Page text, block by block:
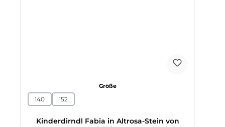
Größeauswählen
140 152
Kinderdirndl Fabia in Altrosa-Stein von